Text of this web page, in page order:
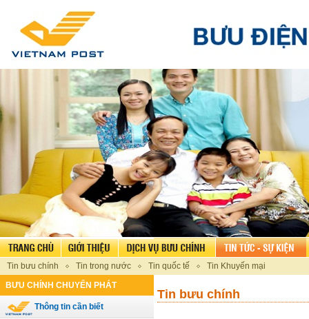
Tin bưu chính Tin trong nước Tin quốc tế
Tin Khuyến mại
BƯU CHÍNH CHUYỂN PHÁT
Thông tin cần biết
Tin bưu chính